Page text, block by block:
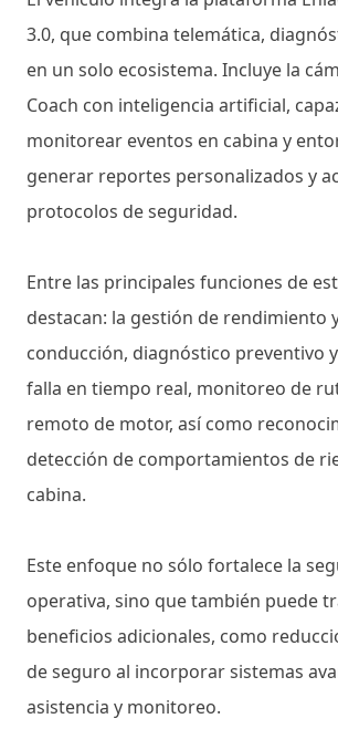
3.0, que combina telemática,
en un solo ecosistema. Incluye la
Coach con inteligencia artificial,
monitorear eventos en cabina y
generar reportes personalizados y
protocolos de seguridad.
Entre las principales funciones de
destacan: la gestión de rendimiento
conducción, diagnóstico preventivo
falla en tiempo real, monitoreo de
remoto de motor, así como
detección de comportamientos de
cabina.
Este enfoque no sólo fortalece la
operativa, sino que también puede
beneficios adicionales, como
de seguro al incorporar sistemas
asistencia y monitoreo.